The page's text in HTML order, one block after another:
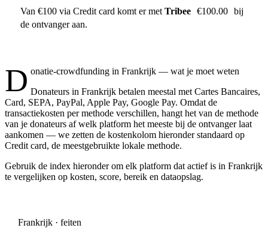
Van €100 via Credit card komt er met Tribee €100.00 bij
de ontvanger aan.
D onatie-crowdfunding in Frankrijk — wat je moet weten
Donateurs in Frankrijk betalen meestal met Cartes Bancaires,
Card, SEPA, PayPal, Apple Pay, Google Pay. Omdat de
transactiekosten per methode verschillen, hangt het van de methode
van je donateurs af welk platform het meeste bij de ontvanger laat
aankomen — we zetten de kostenkolom hieronder standaard op
Credit card, de meestgebruikte lokale methode.
Gebruik de index hieronder om elk platform dat actief is in Frankrijk
te vergelijken op kosten, score, bereik en dataopslag.
Frankrijk · feiten